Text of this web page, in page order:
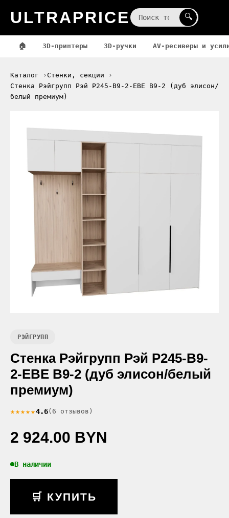
ULTRAPRICE 🔍
🏠 3D-принтеры 3D-ручки AV-ресиверы и
Каталог
Стенки, секции
Стенка Рэйгрупп Рэй P245-B9-2-EBE В9-2 (дуб элисон/
белый премиум)
РЭЙГРУПП
Стенка Рэйгрупп Рэй P245-B9-
2-EBE В9-2 (дуб элисон/белый
премиум)
★★★★★4.6(6 отзывов)
2 924.00 BYN
В наличии
🛒 КУПИТЬ